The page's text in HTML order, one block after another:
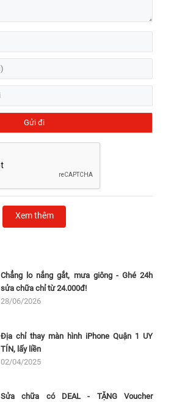
Xem thêm
Chẳng lo nắng gắt, mưa giông - Ghé 24h
sửa chữa chỉ từ 24.000đ!
28/06/2026
Địa chỉ thay màn hình iPhone Quận 1 UY
TÍN, lấy liền
02/04/2025
Sửa chữa có DEAL - TẶNG Voucher